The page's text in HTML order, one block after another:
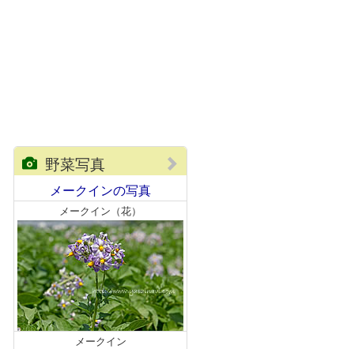
野菜写真
メークインの写真
メークイン（花）
メークイン